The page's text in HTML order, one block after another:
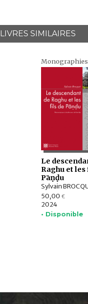
LIVRES SIMILAIRES
Monographies
Le
Raghu et les
Pāṇḍu
Sylvain
50,00 €
2024
• Disponible